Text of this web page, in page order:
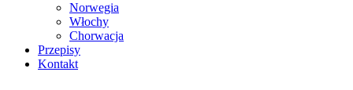
Norwegia
Włochy
Chorwacja
Przepisy
Kontakt